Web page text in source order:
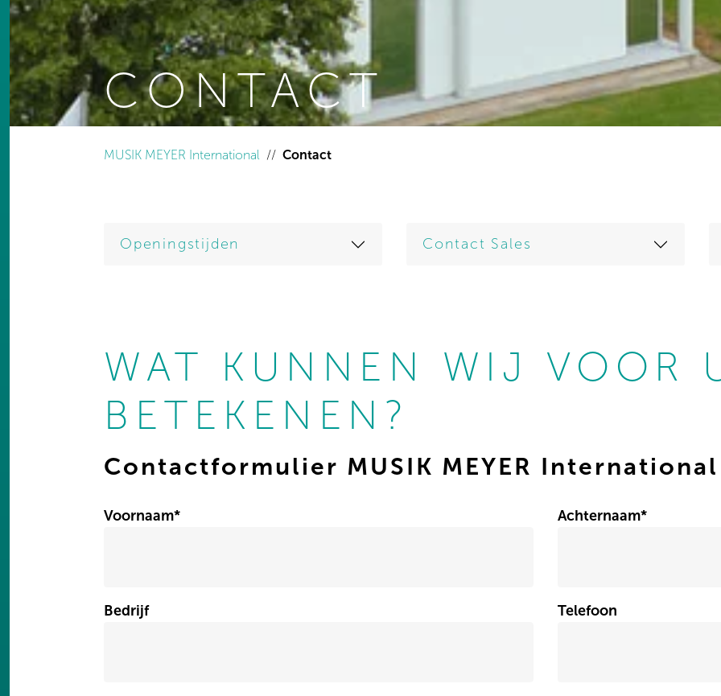
CONTACT
MUSIK MEYER International
Contact
Openingstijden Contact Sales
WAT KUNNEN WIJ VOOR
BETEKENEN?
Contactformulier MUSIK MEYER International
Voornaam* Achternaam*
Bedrijf Telefoon